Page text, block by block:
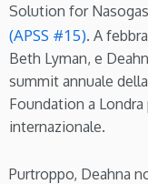
Solution for
(APSS #15). A
Beth Lyman, e
summit annuale
Foundation a
internazionale.
Purtroppo, Deahna